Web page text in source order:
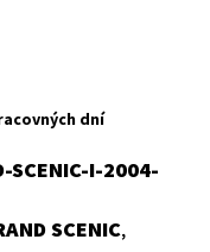
€.
dní
SCENIC-I-2004-
SCENIC,